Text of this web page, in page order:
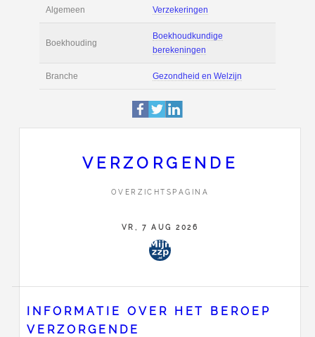
€ 2.300 tot € 3.200
maand
Tarief € 45 per uur ex
Boekhoudsoftware
Boekhouding
VERZORGENDE
OVERZICHTSPAGINA
VR, 7 AUG 2026
INFORMATIE OVER HET BEROEP
VERZORGENDE